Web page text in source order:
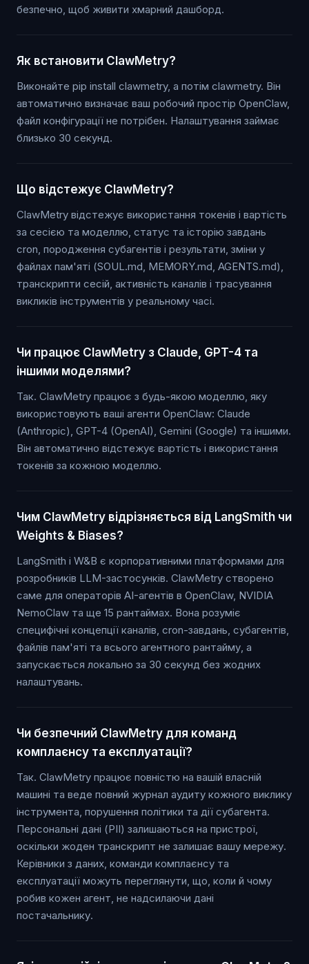
безпечно, щоб живити хмарний дашборд.
Як встановити ClawMetry?
Виконайте pip install clawmetry, а потім clawmetry. Він
автоматично визначає ваш робочий простір OpenClaw,
файл конфігурації не потрібен. Налаштування займає
близько 30 секунд.
Що відстежує ClawMetry?
ClawMetry відстежує використання токенів і вартість
за сесією та моделлю, статус та історію завдань
cron, породження субагентів і результати, зміни у
файлах пам'яті (SOUL.md, MEMORY.md, AGENTS.md),
транскрипти сесій, активність каналів і трасування
викликів інструментів у реальному часі.
Чи працює ClawMetry з Claude, GPT-4 та
іншими моделями?
Так. ClawMetry працює з будь-якою моделлю, яку
використовують ваші агенти OpenClaw: Claude
(Anthropic), GPT-4 (OpenAI), Gemini (Google) та іншими.
Він автоматично відстежує вартість і використання
токенів за кожною моделлю.
Чим ClawMetry відрізняється від LangSmith чи
Weights & Biases?
LangSmith і W&B є корпоративними платформами для
розробників LLM-застосунків. ClawMetry створено
саме для операторів AI-агентів в OpenClaw, NVIDIA
NemoClaw та ще 15 рантаймах. Вона розуміє
специфічні концепції каналів, cron-завдань, субагентів,
файлів пам'яті та всього агентного рантайму, а
запускається локально за 30 секунд без жодних
налаштувань.
Чи безпечний ClawMetry для команд
комплаєнсу та експлуатації?
Так. ClawMetry працює повністю на вашій власній
машині та веде повний журнал аудиту кожного виклику
інструмента, порушення політики та дії субагента.
Персональні дані (PII) залишаються на пристрої,
оскільки жоден транскрипт не залишає вашу мережу.
Керівники з даних, команди комплаєнсу та
експлуатації можуть переглянути, що, коли й чому
робив кожен агент, не надсилаючи дані
постачальнику.